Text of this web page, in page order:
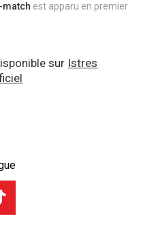
match est apparu en premier
sur Istres